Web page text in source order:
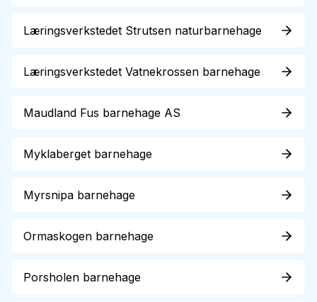
Læringsverkstedet Strutsen naturbarnehage
Læringsverkstedet Vatnekrossen barnehage
Maudland Fus barnehage AS
Myklaberget barnehage
Myrsnipa barnehage
Ormaskogen barnehage
Porsholen barnehage